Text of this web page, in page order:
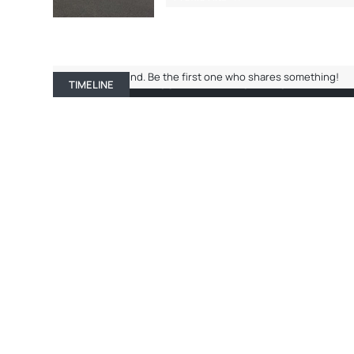
TIMELINE ABOUT ME RECENT ACTIVITY
No entries found. Be the first one who shares something!